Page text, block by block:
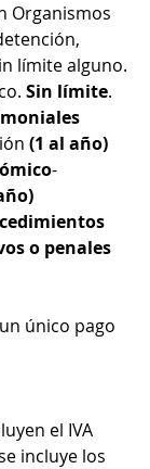
Organismos
límite alguno.
Sin límite.
(1 al año)
-
o penales
único pago
el IVA
incluye los